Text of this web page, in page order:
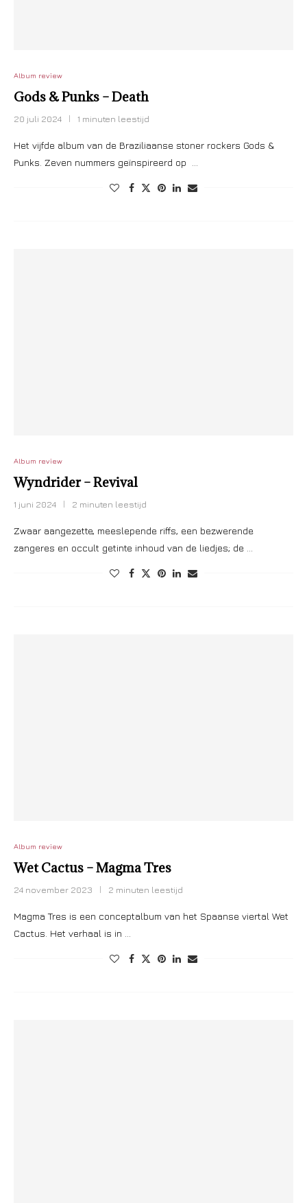
Album review
Gods & Punks – Death
20 juli 2024 1 minuten leestijd
Het vijfde album van de Braziliaanse stoner rockers Gods &
Punks. Zeven nummers geïnspireerd op …
Album review
Wyndrider – Revival
1 juni 2024 2 minuten leestijd
Zwaar aangezette, meeslepende riffs, een bezwerende
zangeres en occult getinte inhoud van de liedjes; de …
Album review
Wet Cactus – Magma Tres
24 november 2023 2 minuten leestijd
Magma Tres is een conceptalbum van het Spaanse viertal Wet
Cactus. Het verhaal is in …